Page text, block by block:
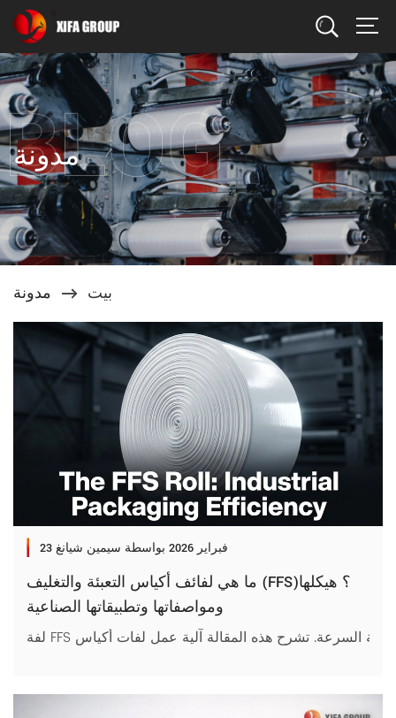
يبحث
مدونة
بيت مدونة
23 فبراير 2026 بواسطة سيمين شيانغ
ما هي لفائف أكياس التعبئة والتغليف (FFS)؟ هيكلها
ومواصفاتها وتطبيقاتها الصناعية